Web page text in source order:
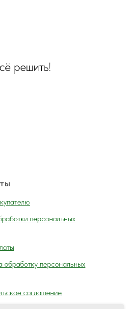
решить!
персональных
обработку персональных
соглашение